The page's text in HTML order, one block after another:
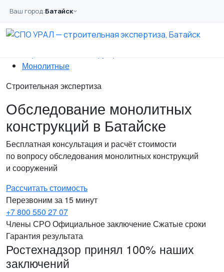
Перейти к основному содержанию
Ваш город:Батайск
Главная
Услуги
Обследование
Монолитные
Строительная экспертиза
Обследование монолитных
конструкций в Батайске
Бесплатная консультация и расчёт стоимости
по вопросу обследования монолитных конструкций
и сооружений
Рассчитать стоимость
Перезвоним за 15 минут
+7 800 550 27 07
Члены СРООфициальное заключениеСжатые сроки
Гарантия результата
Ростехнадзор принял 100% наших
заключений